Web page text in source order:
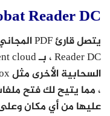
Reader DC
عليها من أي مكان